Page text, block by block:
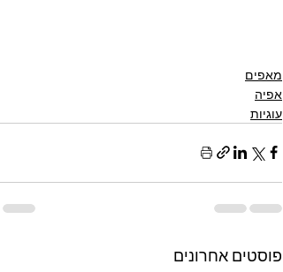
מאפים
אפיה
עוגיות
פוסטים אחרונים